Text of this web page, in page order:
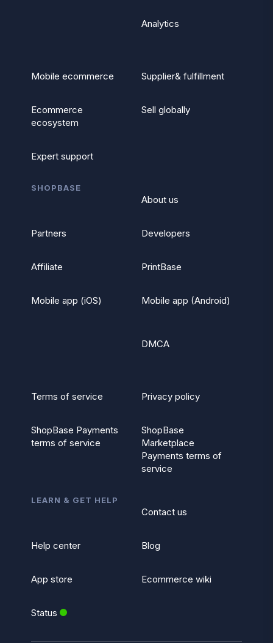
Analytics
Mobile ecommerce Supplier& fulfillment
Ecommerce
ecosystem
Sell globally
Expert support
SHOPBASE
About us
Partners Developers
Affiliate PrintBase
Mobile app (iOS) Mobile app (Android)
DMCA
Terms of service Privacy policy
ShopBase Payments
terms of service
ShopBase
Marketplace
Payments terms of
service
LEARN & GET HELP
Contact us
Help center Blog
App store Ecommerce wiki
Status